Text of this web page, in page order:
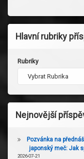
Hlavní rubriky
Rubriky
Nejnovější
Pozvánka na
japonský meč: Jak
2026-07-21